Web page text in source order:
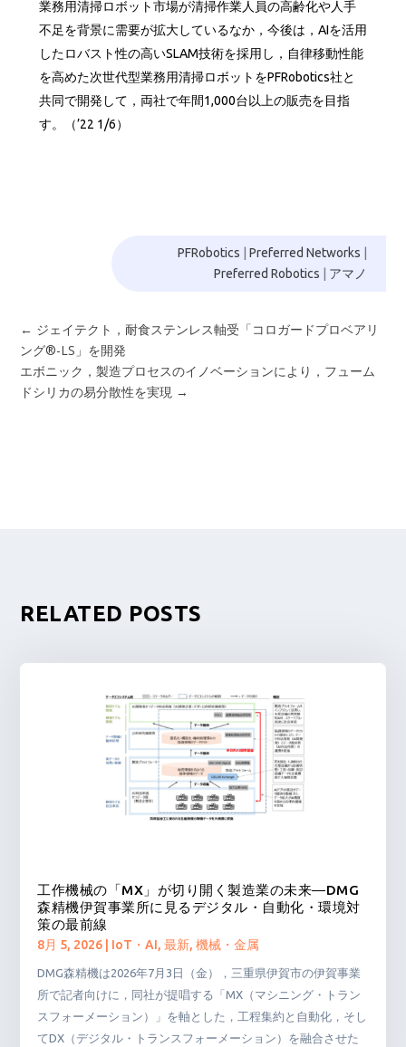
業務用清掃ロボット市場が清掃作業人員の高齢化や人手
不足を背景に需要が拡大しているなか，今後は，AIを活用
したロバスト性の高いSLAM技術を採用し，自律移動性能
を高めた次世代型業務用清掃ロボットをPFRobotics社と
共同で開発して，両社で年間1,000台以上の販売を目指
す。（’22 1/6）
PFRobotics | Preferred Networks |
Preferred Robotics | アマノ
← ジェイテクト，耐食ステンレス軸受「コロガードプロベアリ
ング®-LS」を開発
エボニック，製造プロセスのイノベーションにより，フューム
ドシリカの易分散性を実現 →
RELATED POSTS
工作機械の「MX」が切り開く製造業の未来―DMG
森精機伊賀事業所に見るデジタル・自動化・環境対
策の最前線
8月 5, 2026 IoT・AI,最新,機械・金属
DMG森精機は2026年7月3日（金），三重県伊賀市の伊賀事業
所で記者向けに，同社が提唱する「MX（マシニング・トラン
スフォーメーション）」を軸とした，工程集約と自動化，そし
てDX（デジタル・トランスフォーメーション）を融合させた